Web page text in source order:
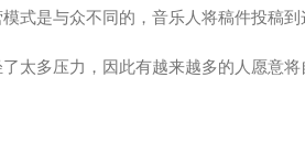
式是与众不同的，音乐人将稿件投稿
多压力，因此有越来越多的人愿意将